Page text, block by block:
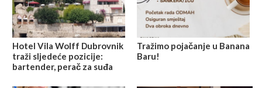
Hotel Vila Wolff Dubrovnik
traži sljedeće pozicije:
bartender, perač za suđa
Tražimo pojačanje u Banana
Baru!